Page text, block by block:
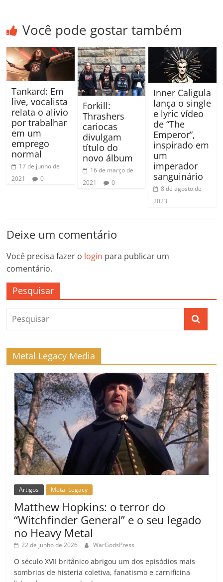
Você pode gostar também
Tankard: Em
live, vocalista
relata o alívio
por trabalhar
em um
emprego
normal
17 de junho de
2021
0
Forkill:
Thrashers
cariocas
divulgam
título do
novo álbum
16 de março de
2021
0
Inner Caligula
lança o single
e lyric vídeo
de “The
Emperor”,
inspirado em
um
imperador
sanguinário
8 de agosto de
2023
Deixe um comentário
Você precisa fazer o login para publicar um
comentário.
Pesquisar
Metal Legacy Media
Artigos Metal Legacy
Matthew Hopkins: o terror do
“Witchfinder General” e o seu legado
no Heavy Metal
22 de junho de 2026 WarGodsPress
O século XVII britânico abrigou um dos episódios mais
sombrios de histeria coletiva, fanatismo e carnificina